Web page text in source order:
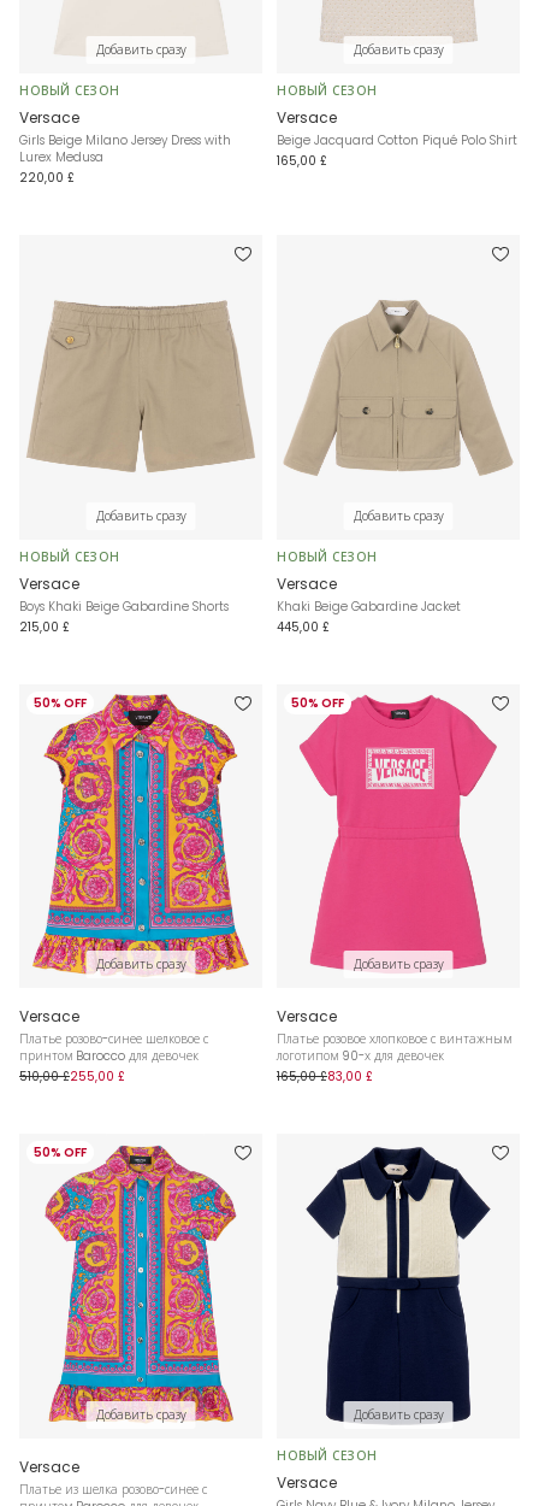
Добавить сразу
НОВЫЙ СЕЗОН
Versace
Girls Beige Milano Jersey Dress with
Lurex Medusa
220,00 £
Добавить сразу
НОВЫЙ СЕЗОН
Versace
Beige Jacquard Cotton Piqué Polo Shirt
165,00 £
Добавить сразу
НОВЫЙ СЕЗОН
Versace
Boys Khaki Beige Gabardine Shorts
215,00 £
Добавить сразу
НОВЫЙ СЕЗОН
Versace
Khaki Beige Gabardine Jacket
445,00 £
50% OFF
Добавить сразу
Versace
Платье розово-синее шелковое с
принтом Barocco для девочек
510,00 £255,00 £
50% OFF
Добавить сразу
Versace
Платье розовое хлопковое с винтажным
логотипом 90-х для девочек
165,00 £83,00 £
50% OFF
Добавить сразу
Versace
Платье из шелка розово-синее с
Добавить сразу
НОВЫЙ СЕЗОН
Versace